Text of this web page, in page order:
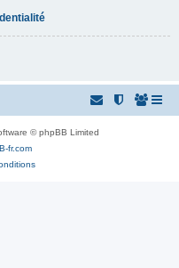
© phpBB Limited
fr.com